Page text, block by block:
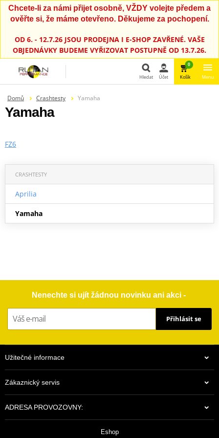
Chcete-li za námi přijet osobně, VŽDY volejte předem a
ověřte si, že máme otevřeno. Děkujeme za pochopení.
OD 6. - 12.7.26 JSOU PRODEJNA I E-SHOP ZAVŘENÉ. VAŠE
OBJEDNÁVKY BUDEME VYŘIZOVAT POSTUPNĚ OD 13.7.26.
Hledat Účet
0
Košík Menu
Domů Crashtesty Yamaha
Yamaha
FZ6
CRASHTESTY
Aprilia
Yamaha
Nenechte si ujít žádnou novinku ani akci -
Přihlásit se
Užitečné informace
Zákaznický servis
ADRESA PROVOZOVNY:
Eshop